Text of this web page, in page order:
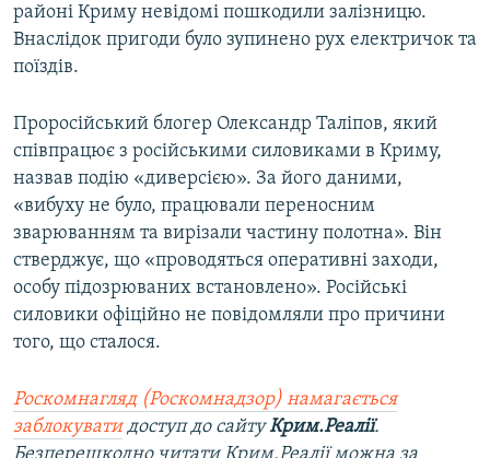
районі Криму невідомі пошкодили залізницю.
Внаслідок пригоди було зупинено рух електричок та
поїздів.
Проросійський блогер Олександр Таліпов, який
співпрацює з російськими силовиками в Криму,
назвав подію «диверсією». За його даними,
«вибуху не було, працювали переносним
зварюванням та вирізали частину полотна». Він
стверджує, що «проводяться оперативні заходи,
особу підозрюваних встановлено». Російські
силовики офіційно не повідомляли про причини
того, що сталося.
Роскомнагляд (Роскомнадзор) намагається
заблокуватидоступ до сайтуКрим.Реалії.